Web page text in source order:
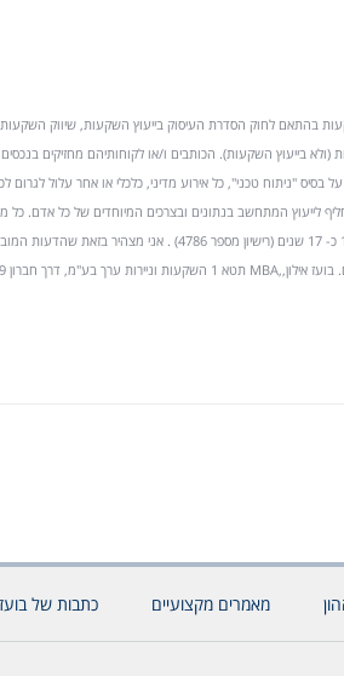
השקעות בהתאם לחוק הסדרת העיסוק בייעוץ השקעות, שיווק
(ולא בייעוץ השקעות). הכותבים ו/או לקוחותיהם מחזיקים
בסיס "ניתוח טכני", כל אירוע מדיני, כלכלי או אחר עלול לגרום
לייעוץ המתחשב בנתונים ובצרכים המיוחדים של כל אדם.
עושה זאת על אחריותו בלבד. הנני מנהל תיקים ומנכ"ל בתטא 1 כ- 17 שנים (רישיון
מאמרים מקצועיים כתבות של